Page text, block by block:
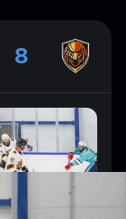
8